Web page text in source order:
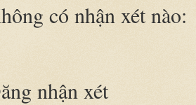
có nhận xét nào:
nhận xét